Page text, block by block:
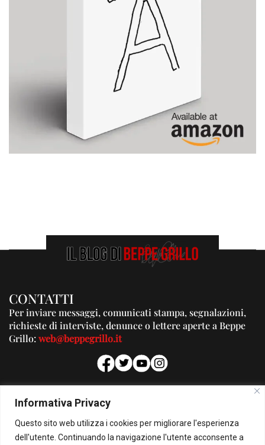
Informativa Privacy
Questo sito web utilizza i cookies per migliorare l'esperienza
dell'utente. Continuando la navigazione l'utente acconsente a
CONTATTI
Per inviare messaggi, comunicati stampa, segnalazioni,
richieste di interviste, denunce o lettere aperte a Beppe
Grillo:web@beppegrillo.it
PUBBLICITA'
Per la tua pubblicità su questo Blog:
pubblicita@beppegrillo.it